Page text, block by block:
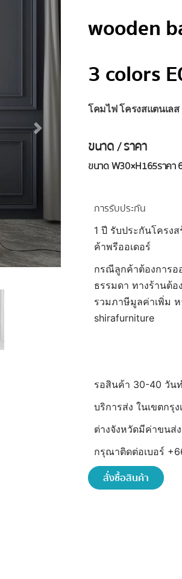
wooden
3 colors
โคมไฟ โครงสแตนเลส
ขนาด / ราคา
ขนาด W30×H165ราคา
การรับประกัน
1 ปี รับประกันโครง
ค้าพรีออเดอร์
กรณีลูกค้าต้องการ
ธรรมดา ทางร้านต้อ
รวมภาษีมูลค่าเพิ่ม
shirafurniture
รอสินค้า 30-40 วัน
บริการส่ง ในเขตกรุ
ต่างจังหวัดมีค่าขนส่
กรุณาติดต่อเบอร์
สั่งซื้อสินค้า